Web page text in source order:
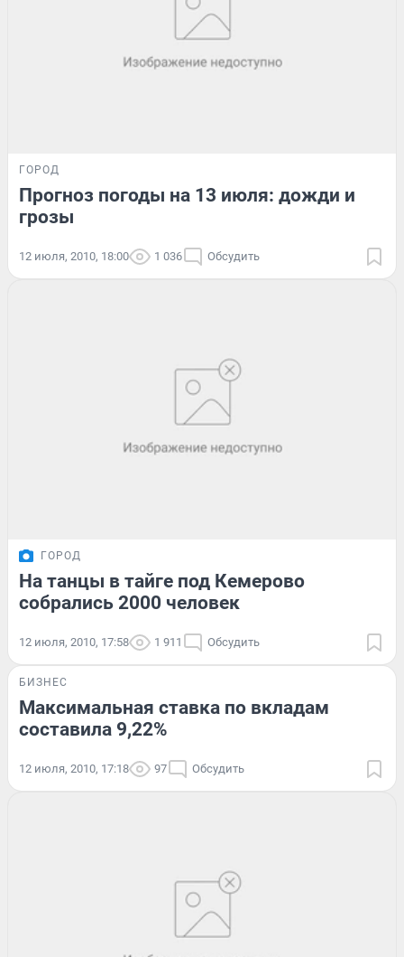
ГОРОД
Прогноз погоды на 13 июля: дожди и
грозы
12 июля, 2010, 18:00 1 036 Обсудить
ГОРОД
На танцы в тайге под Кемерово
собрались 2000 человек
12 июля, 2010, 17:58 1 911 Обсудить
БИЗНЕС
Максимальная ставка по вкладам
составила 9,22%
12 июля, 2010, 17:18 97 Обсудить